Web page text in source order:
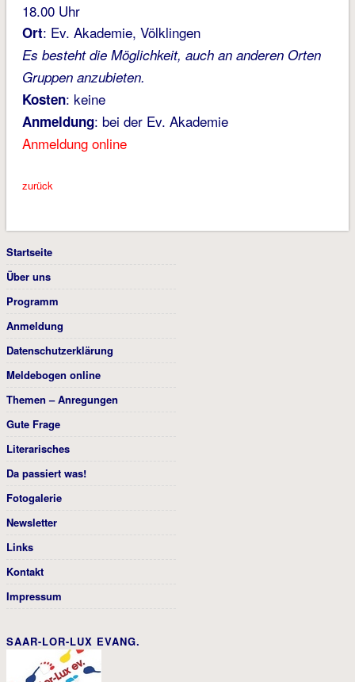
18.00 Uhr
Ort: Ev. Akademie, Völklingen
Es besteht die Möglichkeit, auch an anderen Orten
Gruppen anzubieten.
Kosten: keine
Anmeldung: bei der Ev. Akademie
Anmeldung online
zurück
Startseite
Über uns
Programm
Anmeldung
Datenschutzerklärung
Meldebogen online
Themen – Anregungen
Gute Frage
Literarisches
Da passiert was!
Fotogalerie
Newsletter
Links
Kontakt
Impressum
SAAR-LOR-LUX EVANG.